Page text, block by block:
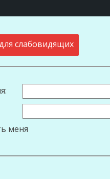
слабовидящих
меня